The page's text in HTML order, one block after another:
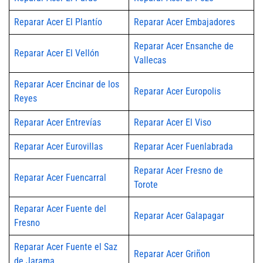
Reparar Acer El Plantío Reparar Acer Embajadores
Reparar Acer El Vellón
Reparar Acer Ensanche de
Vallecas
Reparar Acer Encinar de los
Reyes
Reparar Acer Europolis
Reparar Acer Entrevías Reparar Acer El Viso
Reparar Acer Eurovillas Reparar Acer Fuenlabrada
Reparar Acer Fuencarral
Reparar Acer Fresno de
Torote
Reparar Acer Fuente del
Fresno
Reparar Acer Galapagar
Reparar Acer Fuente el Saz
Reparar Acer Griñon